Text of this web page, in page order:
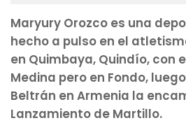
Maryury Orozco es una
hecho a pulso en el
en Quimbaya, Quindío, con
Medina pero en Fondo,
Beltrán en Armenia la
Lanzamiento de Martillo.